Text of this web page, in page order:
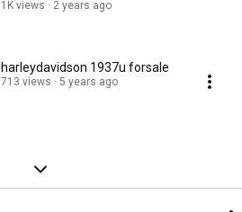
1K views 2 years ago
harleydavidson 1937u forsale
713 views 5 years ago